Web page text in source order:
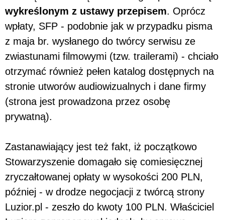
wykreślonym z ustawy przepisem. Oprócz
wpłaty, SFP - podobnie jak w przypadku pisma
z maja br. wysłanego do twórcy serwisu ze
zwiastunami filmowymi (tzw. trailerami) - chciało
otrzymać również pełen katalog dostępnych na
stronie utworów audiowizualnych i dane firmy
(strona jest prowadzona przez osobę
prywatną).
Zastanawiający jest też fakt, iż początkowo
Stowarzyszenie domagało się comiesięcznej
zryczałtowanej opłaty w wysokości 200 PLN,
później - w drodze negocjacji z twórcą strony
Luzior.pl - zeszło do kwoty 100 PLN. Właściciel